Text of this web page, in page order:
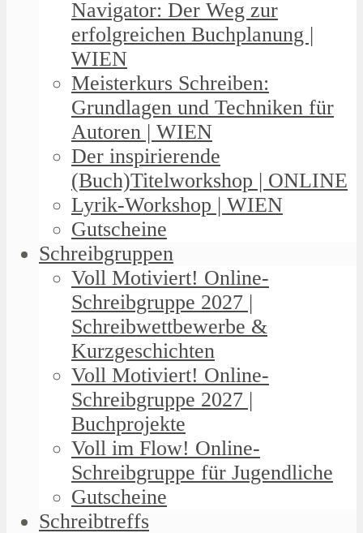
Navigator: Der Weg zur
erfolgreichen Buchplanung |
WIEN
Meisterkurs Schreiben:
Grundlagen und Techniken für
Autoren | WIEN
Der inspirierende
(Buch)Titelworkshop | ONLINE
Lyrik-Workshop | WIEN
Gutscheine
Schreibgruppen
Voll Motiviert! Online-
Schreibgruppe 2027 |
Schreibwettbewerbe &
Kurzgeschichten
Voll Motiviert! Online-
Schreibgruppe 2027 |
Buchprojekte
Voll im Flow! Online-
Schreibgruppe für Jugendliche
Gutscheine
Schreibtreffs